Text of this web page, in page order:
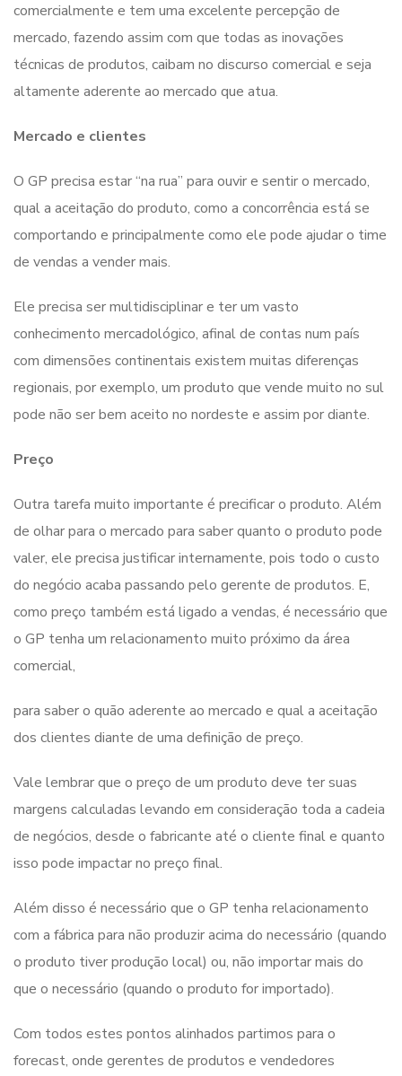
comercialmente e tem uma excelente percepção de
mercado, fazendo assim com que todas as inovações
técnicas de produtos, caibam no discurso comercial e seja
altamente aderente ao mercado que atua.
Mercado e clientes
O GP precisa estar “na rua” para ouvir e sentir o mercado,
qual a aceitação do produto, como a concorrência está se
comportando e principalmente como ele pode ajudar o time
de vendas a vender mais.
Ele precisa ser multidisciplinar e ter um vasto
conhecimento mercadológico, afinal de contas num país
com dimensões continentais existem muitas diferenças
regionais, por exemplo, um produto que vende muito no sul
pode não ser bem aceito no nordeste e assim por diante.
Preço
Outra tarefa muito importante é precificar o produto. Além
de olhar para o mercado para saber quanto o produto pode
valer, ele precisa justificar internamente, pois todo o custo
do negócio acaba passando pelo gerente de produtos. E,
como preço também está ligado a vendas, é necessário que
o GP tenha um relacionamento muito próximo da área
comercial,
para saber o quão aderente ao mercado e qual a aceitação
dos clientes diante de uma definição de preço.
Vale lembrar que o preço de um produto deve ter suas
margens calculadas levando em consideração toda a cadeia
de negócios, desde o fabricante até o cliente final e quanto
isso pode impactar no preço final.
Além disso é necessário que o GP tenha relacionamento
com a fábrica para não produzir acima do necessário (quando
o produto tiver produção local) ou, não importar mais do
que o necessário (quando o produto for importado).
Com todos estes pontos alinhados partimos para o
forecast, onde gerentes de produtos e vendedores